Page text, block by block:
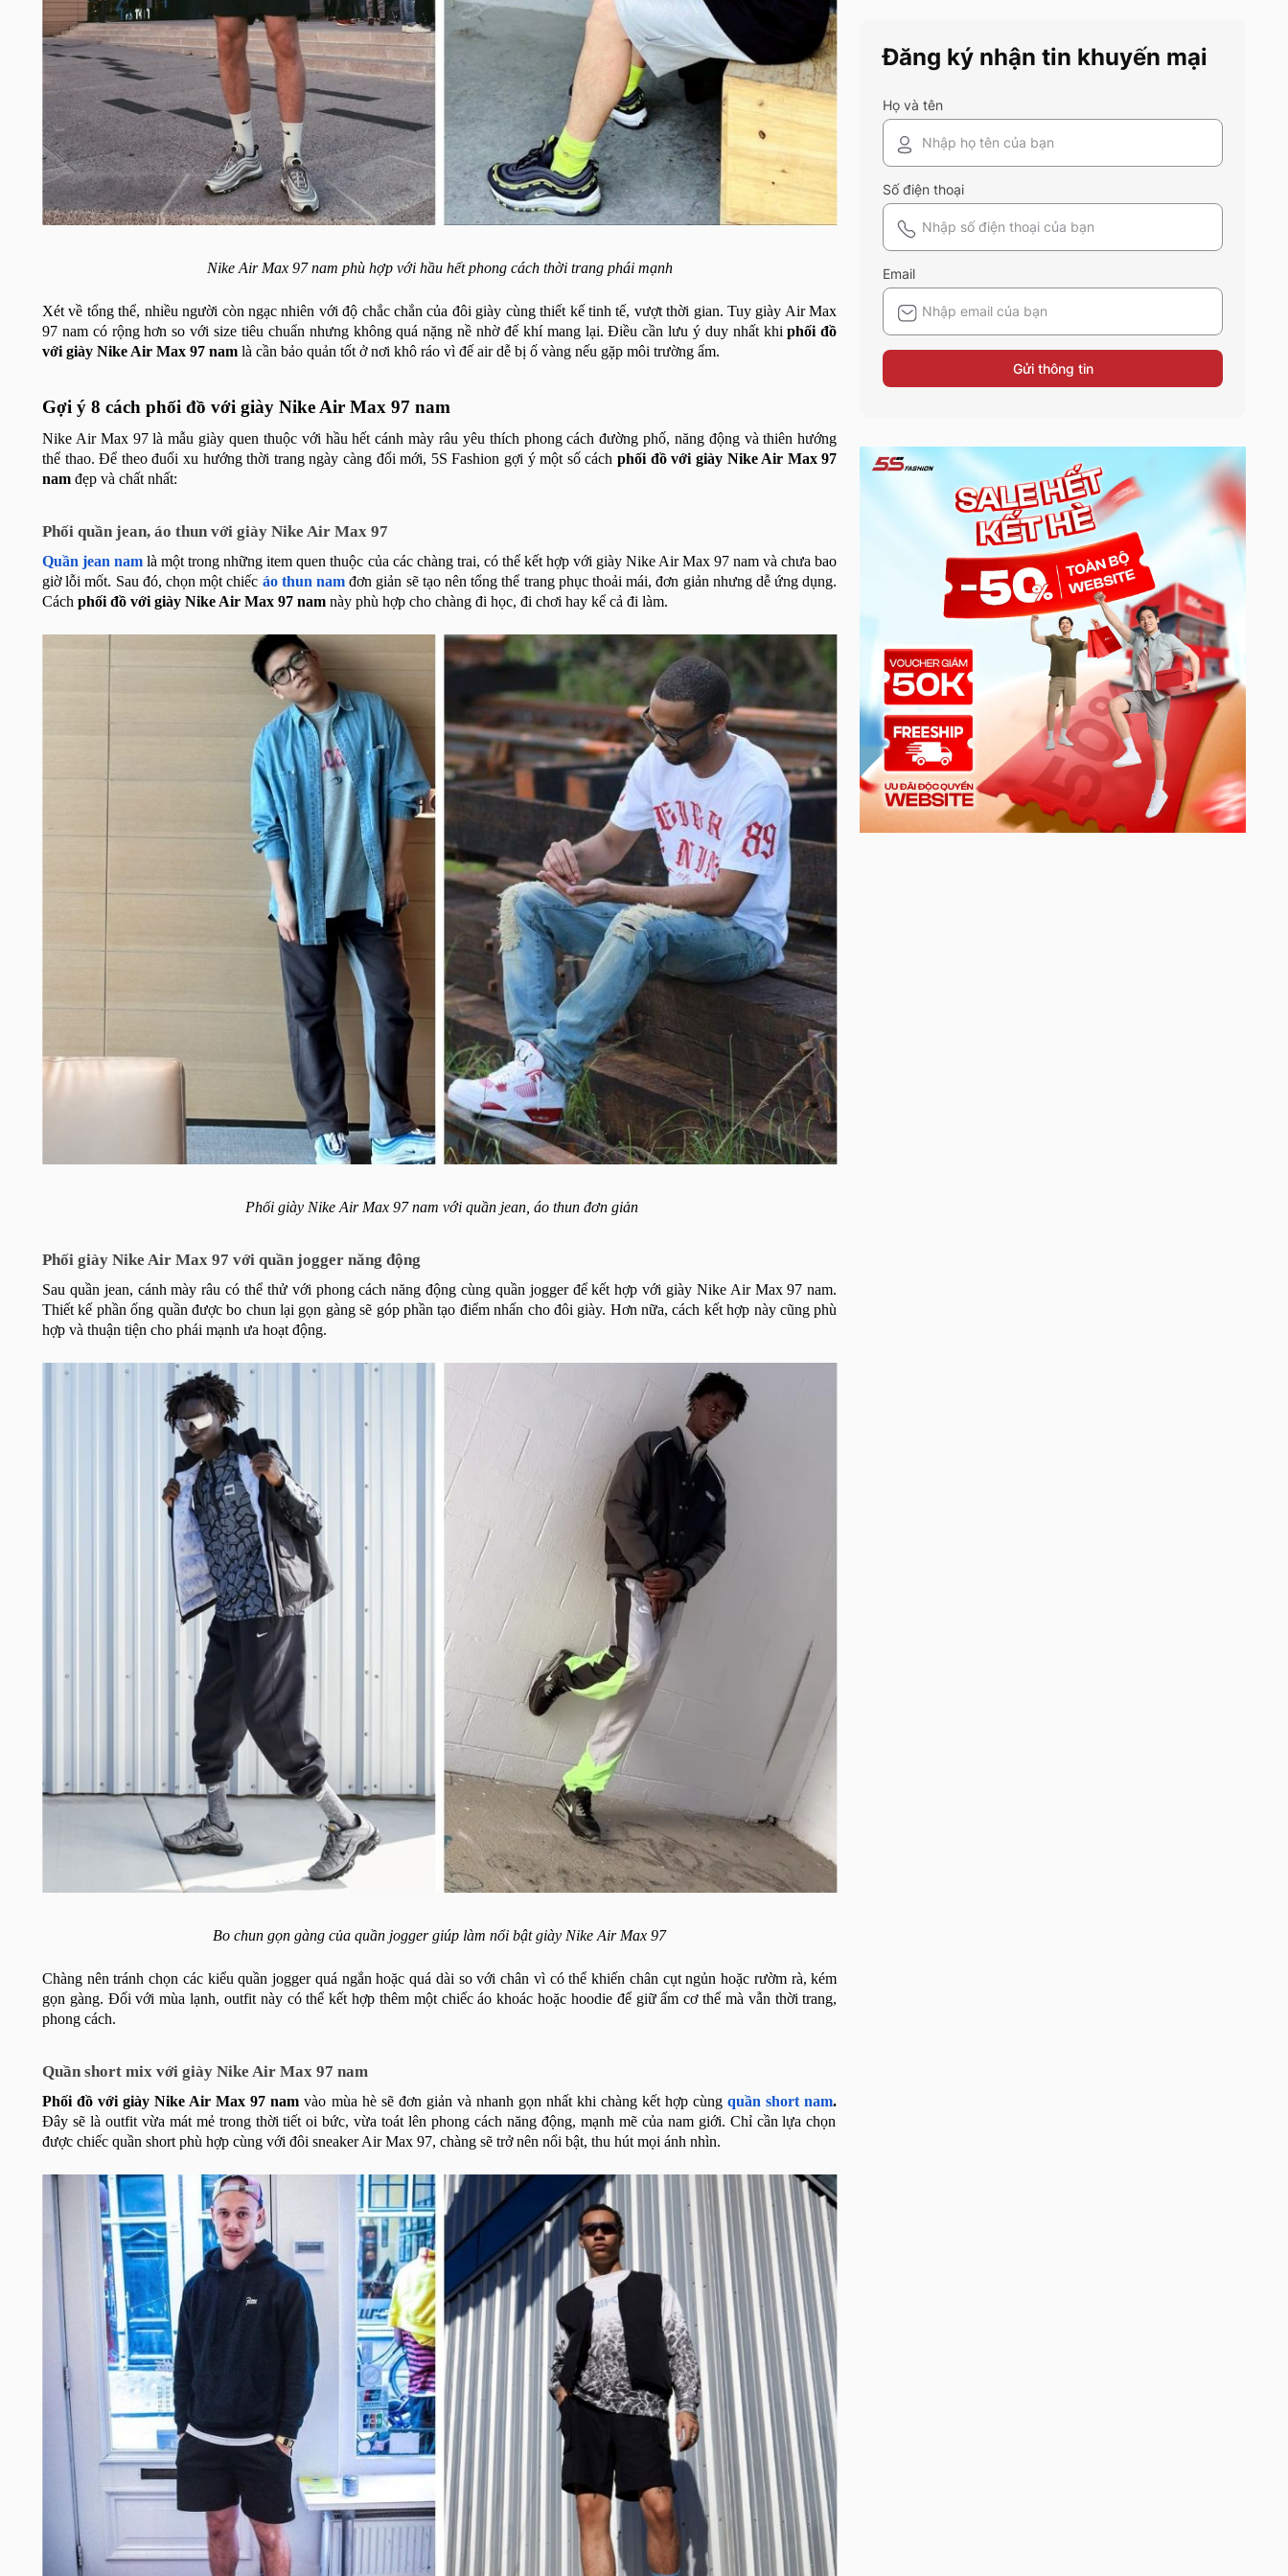
Nike Air Max 97 nam phù hợp với hầu hết phong cách thời trang phái mạnh
Xét về tổng thể, nhiều người còn ngạc nhiên với độ chắc chắn của đôi giày cùng thiết kế tinh tế, vượt thời gian. Tuy giày Air Max
97 nam có rộng hơn so với size tiêu chuẩn nhưng không quá nặng nề nhờ đế khí mang lại. Điều cần lưu ý duy nhất khiphối đồ
với giày Nike Air Max 97 nam là cần bảo quản tốt ở nơi khô ráo vì đế air dễ bị ố vàng nếu gặp môi trường ẩm.
Gợi ý 8 cách phối đồ với giày Nike Air Max 97 nam
Nike Air Max 97 là mẫu giày quen thuộc với hầu hết cánh mày râu yêu thích phong cách đường phố, năng động và thiên hướng
thể thao. Để theo đuổi xu hướng thời trang ngày càng đổi mới, 5S Fashion gợi ý một số cáchphối đồ với giày Nike Air Max 97
nam đẹp và chất nhất:
Phối quần jean, áo thun với giày Nike Air Max 97
Quần jean nam là một trong những item quen thuộc của các chàng trai, có thể kết hợp với giày Nike Air Max 97 nam và chưa bao
giờ lỗi mốt. Sau đó, chọn một chiếc áo thun nam đơn giản sẽ tạo nên tổng thể trang phục thoải mái, đơn giản nhưng dễ ứng dụng.
Cách phối đồ với giày Nike Air Max 97 nam này phù hợp cho chàng đi học, đi chơi hay kể cả đi làm.
Phối giày Nike Air Max 97 nam với quần jean, áo thun đơn giản
Phối giày Nike Air Max 97 với quần jogger năng động
Sau quần jean, cánh mày râu có thể thử với phong cách năng động cùng quần jogger để kết hợp với giày Nike Air Max 97 nam.
Thiết kế phần ống quần được bo chun lại gọn gàng sẽ góp phần tạo điểm nhấn cho đôi giày. Hơn nữa, cách kết hợp này cũng phù
hợp và thuận tiện cho phái mạnh ưa hoạt động.
Bo chun gọn gàng của quần jogger giúp làm nổi bật giày Nike Air Max 97
Chàng nên tránh chọn các kiểu quần jogger quá ngắn hoặc quá dài so với chân vì có thể khiến chân cụt ngủn hoặc rườm rà, kém
gọn gàng. Đối với mùa lạnh, outfit này có thể kết hợp thêm một chiếc áo khoác hoặc hoodie để giữ ấm cơ thể mà vẫn thời trang,
phong cách.
Quần short mix với giày Nike Air Max 97 nam
Phối đồ với giày Nike Air Max 97 nam vào mùa hè sẽ đơn giản và nhanh gọn nhất khi chàng kết hợp cùngquần short nam.
Đây sẽ là outfit vừa mát mẻ trong thời tiết oi bức, vừa toát lên phong cách năng động, mạnh mẽ của nam giới. Chỉ cần lựa chọn
được chiếc quần short phù hợp cùng với đôi sneaker Air Max 97, chàng sẽ trở nên nổi bật, thu hút mọi ánh nhìn.
xem có gì mới mẻ để bạn sắm
sửa và diện ngay trong mùa hè
Đăng ký nhận tin khuyến mại
Họ và tên
Số điện thoại
Email
Gửi thông tin